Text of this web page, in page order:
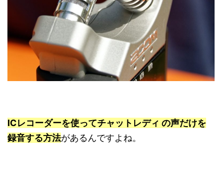
ICレコーダーを使ってチャットレディ の声だけを
録音する方法があるんですよね。